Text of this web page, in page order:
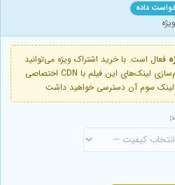
فعال است. با خرید اشتراک ویژه می‌توانید
هر 2 ساعت یک‌بار درخواست همگام‌سازی لینک‌های این فیلم با CDN اختصاصی
لینک سوم آن دسترسی خواهید داشت